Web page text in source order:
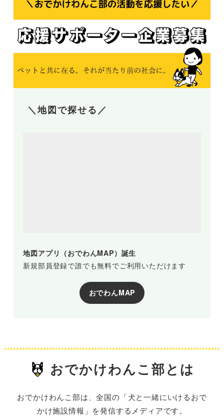
＼地図で探せる／
地図アプリ（おでわんMAP）誕生
新規部員登録で誰でも無料でご利用いただけます
おでわんMAP
おでかけわんこ部とは
おでかけわんこ部は、全国の「犬と一緒にいけるおで
かけ施設情報」を発信するメディアです。